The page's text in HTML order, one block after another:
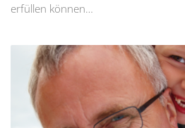
erfüllen können…